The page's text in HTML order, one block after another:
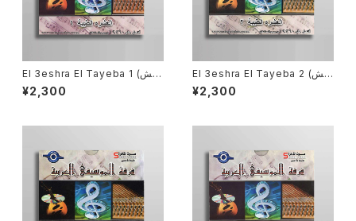
El 3eshra El Tayeba 1 (العش
¥2,300
El 3eshra El Tayeba 2 (العش
¥2,300